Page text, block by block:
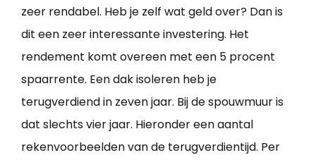
zeer rendabel. Heb je zelf wat geld over? Dan is
dit een zeer interessante investering. Het
rendement komt overeen met een 5 procent
spaarrente. Een dak isoleren heb je
terugverdiend in zeven jaar. Bij de spouwmuur is
dat slechts vier jaar. Hieronder een aantal
rekenvoorbeelden van de terugverdientijd. Per